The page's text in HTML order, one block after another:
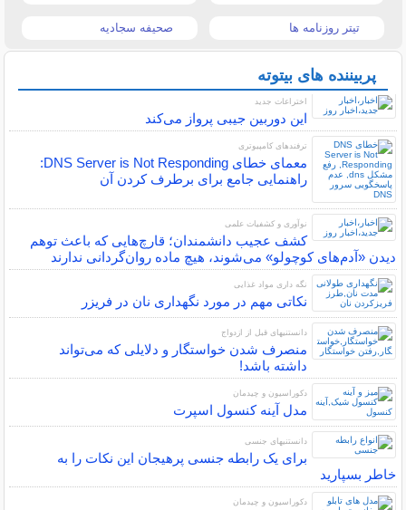
تیتر روزنامه ها صحیفه سجادیه
پربیننده های بیتوته
اختراعات جدید
این دوربین جیبی پرواز می‌کند
ترفندهای کامپیوتری
معمای خطای DNS Server is Not Responding:
راهنمایی جامع برای برطرف کردن آن
نوآوری و کشفیات علمی
کشف عجیب دانشمندان؛ قارچ‌هایی که باعث توهم
دیدن «آدم‌های کوچولو» می‌شوند، هیچ ماده روان‌گردانی ندارند
نگه داری مواد غذایی
نکاتی مهم در مورد نگهداری نان در فریزر
دانستنیهای قبل از ازدواج
منصرف شدن خواستگار و دلایلی که می‌تواند
داشته باشد!
دکوراسیون و چیدمان
مدل آینه کنسول اسپرت
دانستنیهای جنسی
برای یک رابطه جنسی پرهیجان این نکات را به
خاطر بسپارید
دکوراسیون و چیدمان